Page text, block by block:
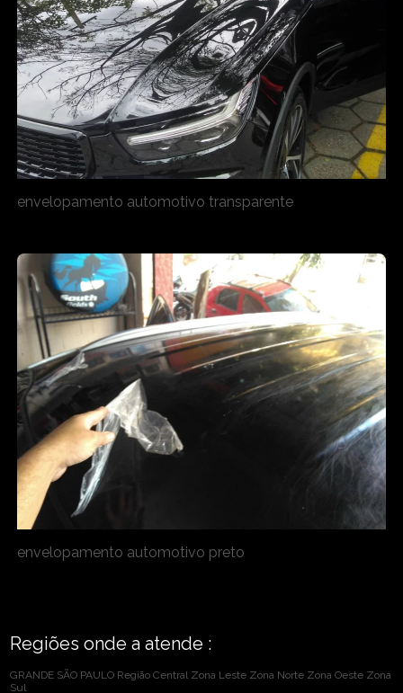
envelopamento automotivo transparente
envelopamento automotivo preto
Regiões onde a atende :
GRANDE SÃO PAULO Região Central Zona Leste Zona Norte Zona Oeste Zona
Sul